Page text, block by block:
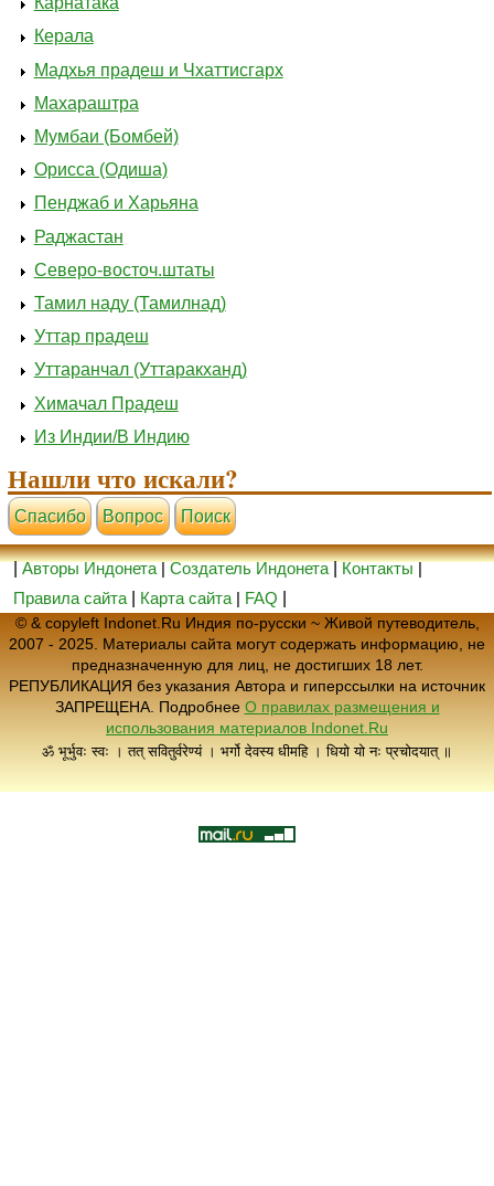
Керала
Мадхья прадеш и Чхаттисгарх
Махараштра
Мумбаи (Бомбей)
Орисса (Одиша)
Пенджаб и Харьяна
Раджастан
Северо-восточ.штаты
Тамил наду (Тамилнад)
Уттар прадеш
Уттаранчал (Уттаракханд)
Химачал Прадеш
Из Индии/В Индию
Нашли что искали?
Cпасибо Вопрос Поиск
|Авторы Индонета|Создатель Индонета|Контакты|
Правила сайта
Карта сайта | FAQ
© & copyleft Indonet.Ru Индия по-русски ~ Живой путеводитель,
2007 - 2025. Материалы сайта могут содержать информацию, не
предназначенную для лиц, не достигших 18 лет.
РЕПУБЛИКАЦИЯ без указания Автора и гиперссылки на источник
ЗАПРЕЩЕНА. Подробнее О правилах размещения и
использования материалов Indonet.Ru
ॐ भूर्भुवः स्वः । तत् सवितुर्वरेण्यं । भर्गो देवस्य धीमहि । धियो यो नः प्रचोदयात् ॥